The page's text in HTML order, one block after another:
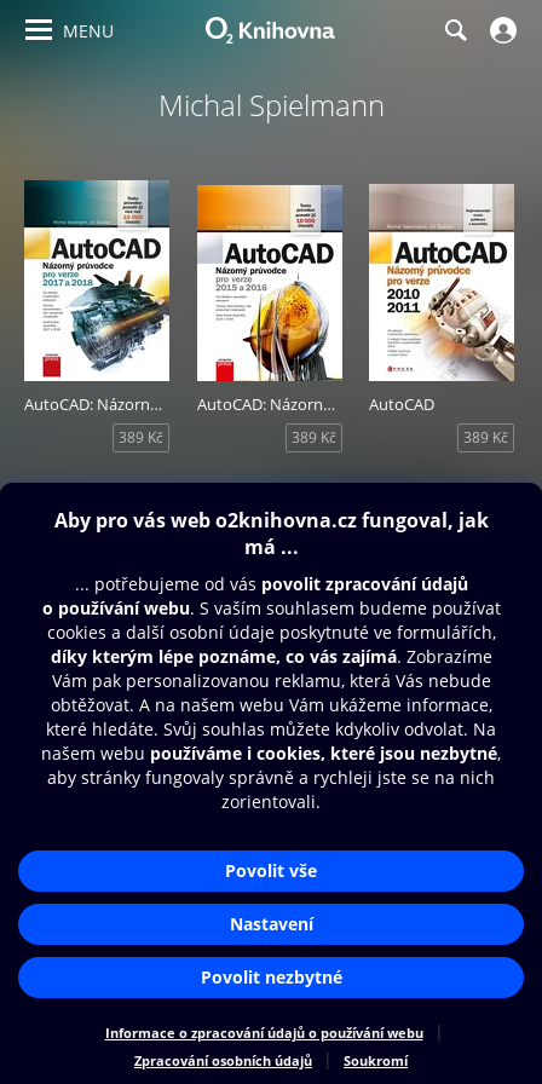
MENU
Michal Spielmann
AutoCAD: Názorný průvodce pro verze 2017 a 2018
389 Kč
AutoCAD: Názorný průvodce pro verze 2015 a 2016
389 Kč
AutoCAD
389 Kč
Obsah ke stažení
Další zábava
© O2 Czech Republic a.s.
Nákupní řád
Přístupnost
Cookies
Nastavení cookies
Aplikace O2 Knihovna
Čti a poslouchej své e-knihy a
audioknihy rychleji a pohodlněji.